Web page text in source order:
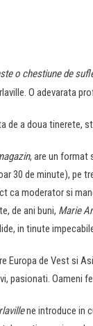
o chestiune de
O adevarata
de a doua tinerete,
, are un format
30 de minute), pe
ca moderator si
de ani buni, Marie
in tinute
Europa de Vest si
pasionati. Oameni
ne introduce in